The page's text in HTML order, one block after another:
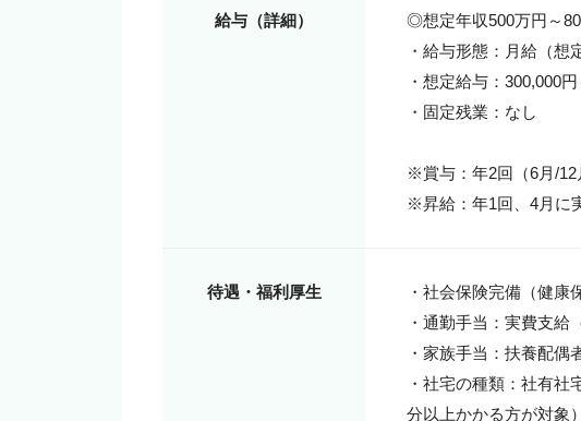
給与（詳細）
◎想定年収500万円～
・給与形態：月給（想
・想定給与：300,000
・固定残業：なし
※賞与：年2回（6月/12
※昇給：年1回、4月に
待遇・福利厚生
・社会保険完備（健康
・通勤手当：実費支給
・家族手当：扶養配偶
・社宅の種類：社有
分以上かかる方が対象）